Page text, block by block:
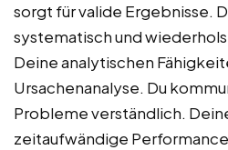
sorgt für valide Ergebnisse.
systematisch und
Deine analytischen
Ursachenanalyse. Du
Probleme verständlich.
zeitaufwändige